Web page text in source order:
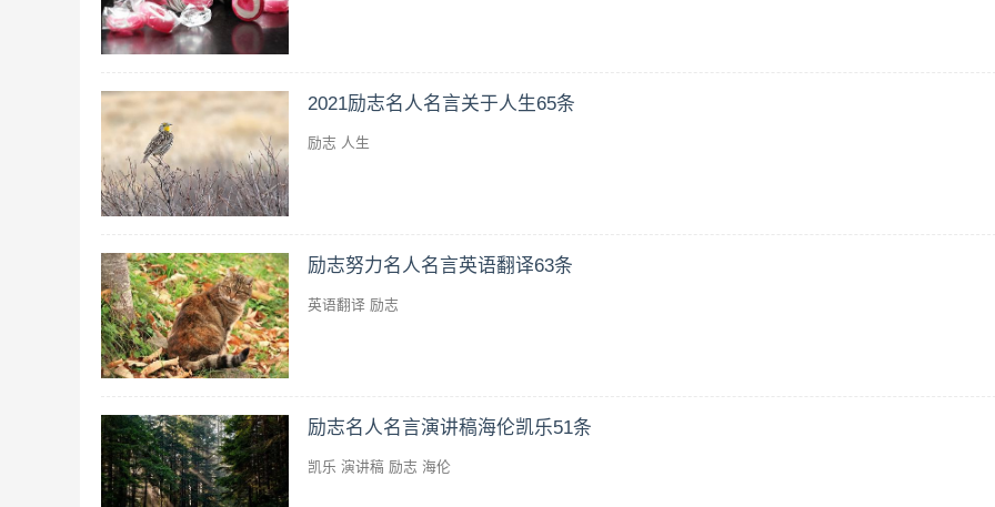
2021励志名人名言关于人生65条
励志 人生
励志努力名人名言英语翻译63条
英语翻译 励志
励志名人名言演讲稿海伦凯乐51条
凯乐 演讲稿 励志 海伦